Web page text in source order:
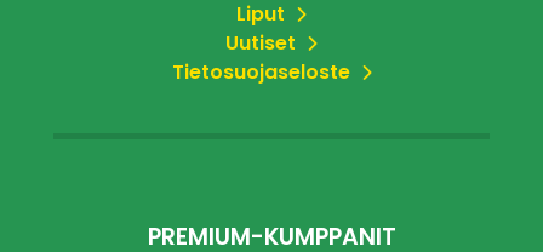
Liput
Uutiset
Tietosuojaseloste
PREMIUM-KUMPPANIT